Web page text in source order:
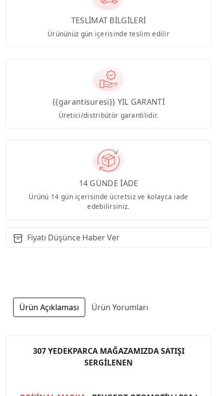
TESLİMAT BİLGİLERİ
Ürününüz gün içerisinde teslim edilir
{{garantisuresi}} YIL GARANTİ
Üretici/distribütör garantilidir.
14 GÜNDE İADE
Ürünü 14 gün içerisinde ücretsiz ve kolayca iade
edebilirsiniz.
Fiyatı Düşünce Haber Ver
Ürün Açıklaması Ürün Yorumları
307 YEDEKPARCA MAĞAZAMIZDA SATIŞI
SERGİLENEN